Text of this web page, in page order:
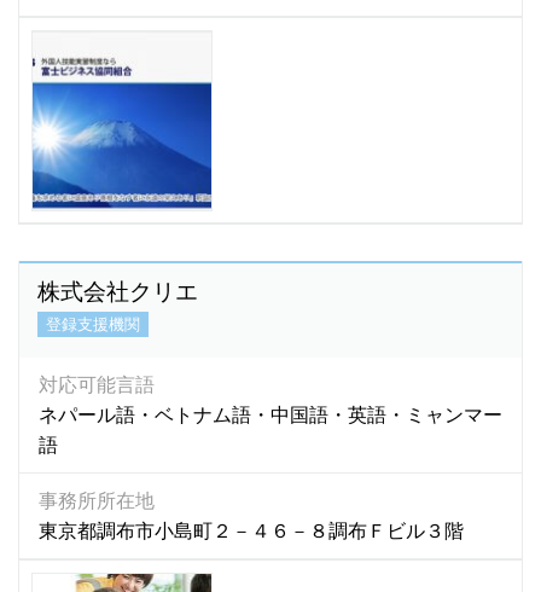
株式会社クリエ
登録支援機関
対応可能言語
ネパール語・ベトナム語・中国語・英語・ミャンマー
語
事務所所在地
東京都調布市小島町２－４６－８調布Ｆビル３階